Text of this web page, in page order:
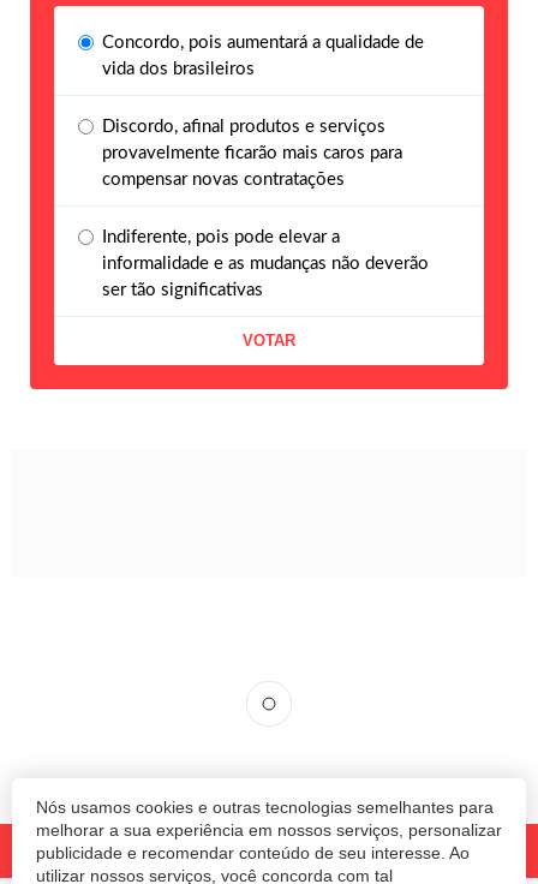
Nós usamos cookies e outras tecnologias semelhantes para
melhorar a sua experiência em nossos serviços, personalizar
publicidade e recomendar conteúdo de seu interesse. Ao
utilizar nossos serviços, você concorda com tal
Concordo, pois aumentará a qualidade de
vida dos brasileiros
Discordo, afinal produtos e serviços
provavelmente ficarão mais caros para
compensar novas contratações
Indiferente, pois pode elevar a
informalidade e as mudanças não deverão
ser tão significativas